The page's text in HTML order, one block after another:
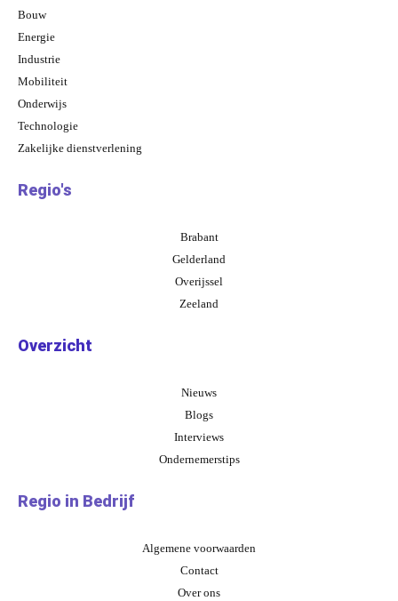
Bouw
Energie
Industrie
Mobiliteit
Onderwijs
Technologie
Zakelijke dienstverlening
Regio's
Brabant
Gelderland
Overijssel
Zeeland
Overzicht
Nieuws
Blogs
Interviews
Ondernemerstips
Regio in Bedrijf
Algemene voorwaarden
Contact
Over ons